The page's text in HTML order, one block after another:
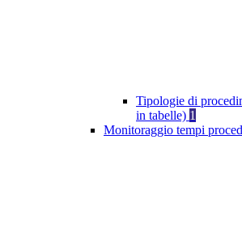
Tipologie di
in tabelle) 1
Monitoraggio tempi